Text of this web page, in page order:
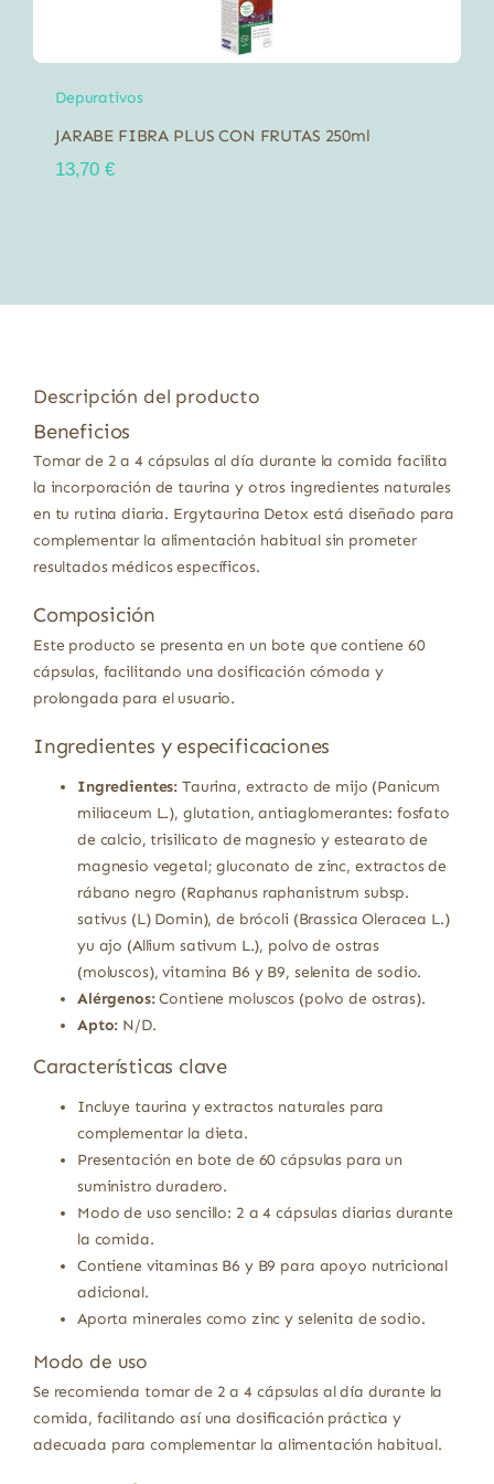
Depurativos
JARABE FIBRA PLUS CON FRUTAS 250ml
13,70 €
Descripción del producto
Beneficios
Tomar de 2 a 4 cápsulas al día durante la comida facilita
la incorporación de taurina y otros ingredientes naturales
en tu rutina diaria. Ergytaurina Detox está diseñado para
complementar la alimentación habitual sin prometer
resultados médicos específicos.
Composición
Este producto se presenta en un bote que contiene 60
cápsulas, facilitando una dosificación cómoda y
prolongada para el usuario.
Ingredientes y especificaciones
Ingredientes: Taurina, extracto de mijo (Panicum
miliaceum L.), glutation, antiaglomerantes: fosfato
de calcio, trisilicato de magnesio y estearato de
magnesio vegetal; gluconato de zinc, extractos de
rábano negro (Raphanus raphanistrum subsp.
sativus (L) Domin), de brócoli (Brassica Oleracea L.)
yu ajo (Allium sativum L.), polvo de ostras
(moluscos), vitamina B6 y B9, selenita de sodio.
Alérgenos:Contiene moluscos (polvo de ostras).
Apto: N/D.
Características clave
Incluye taurina y extractos naturales para
complementar la dieta.
Presentación en bote de 60 cápsulas para un
suministro duradero.
Modo de uso sencillo: 2 a 4 cápsulas diarias durante
la comida.
Contiene vitaminas B6 y B9 para apoyo nutricional
adicional.
Aporta minerales como zinc y selenita de sodio.
Modo de uso
Se recomienda tomar de 2 a 4 cápsulas al día durante la
comida, facilitando así una dosificación práctica y
adecuada para complementar la alimentación habitual.